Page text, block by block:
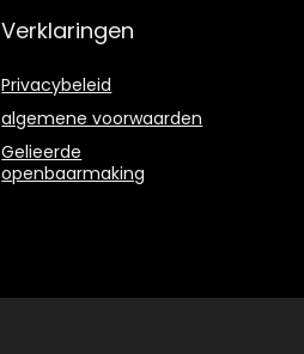
Pizza’s –
Oven
Verklaringen
Privacybeleid
algemene voorwaarden
Gelieerde
openbaarmaking